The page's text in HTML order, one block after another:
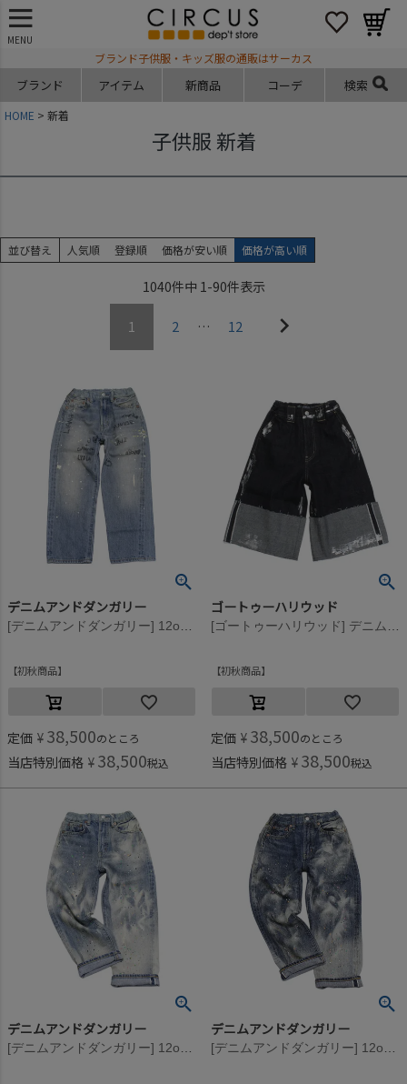
MENU
ブランド子供服・キッズ服の通販はサーカス
ブランド アイテム 新商品 コーデ 検索
HOME 新着
子供服 新着
並び替え 人気順 登録順 価格が安い順 価格が高い順
1040件中 1-90件表示
1 2 … 12
デニムアンドダンガリー
初秋商品
定価 ¥ 38,500のところ
当店特別価格 ¥ 38,500税込
ゴートゥーハリウッド
初秋商品
定価 ¥ 38,500のところ
当店特別価格 ¥ 38,500税込
デニムアンドダンガリー デニムアンドダンガリー